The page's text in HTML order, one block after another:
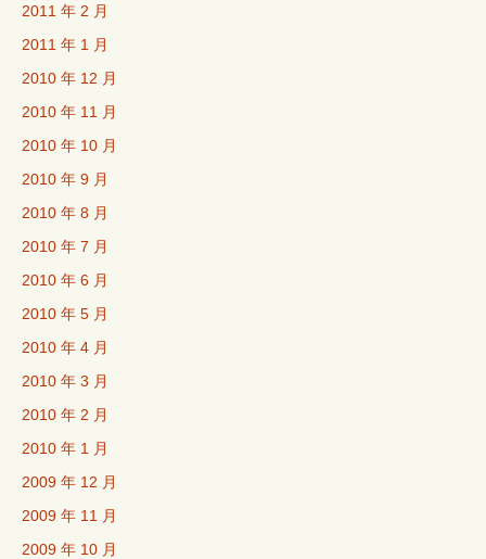
2011 年 2 月
2011 年 1 月
2010 年 12 月
2010 年 11 月
2010 年 10 月
2010 年 9 月
2010 年 8 月
2010 年 7 月
2010 年 6 月
2010 年 5 月
2010 年 4 月
2010 年 3 月
2010 年 2 月
2010 年 1 月
2009 年 12 月
2009 年 11 月
2009 年 10 月